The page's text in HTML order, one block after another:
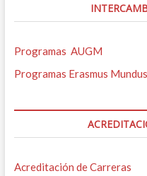
Programas AUGM
Programas Erasmus Mundus
Acreditación de Carreras